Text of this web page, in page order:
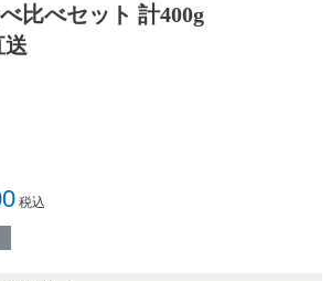
比べセット 計400g
送
税込